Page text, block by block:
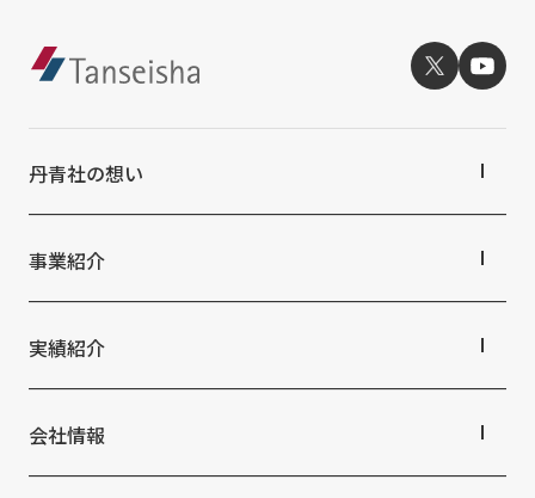
丹青社の想い
トップメッセージ
私たちの未来ビジョン2046
事業紹介
対応領域
提供サービス・ソリューション一覧
実績紹介
商業空間
パブリック空間
会社情報